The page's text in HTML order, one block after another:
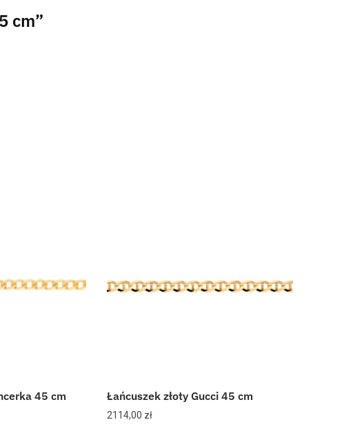
cm”
45 cm Łańcuszek złoty Gucci 45 cm
2114,00 zł